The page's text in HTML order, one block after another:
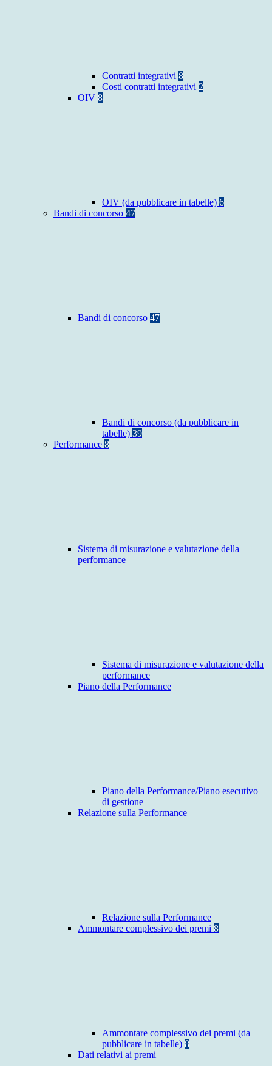
Contratti integrativi 8
Costi contratti integrativi 2
OIV 8
OIV (da pubblicare in tabelle) 6
Bandi di concorso 47
Bandi di concorso 47
Bandi di concorso (da pubblicare in
tabelle) 39
Performance 8
Sistema di misurazione e valutazione della
performance
Sistema di misurazione e valutazione della
performance
Piano della Performance
Piano della Performance/Piano esecutivo
di gestione
Relazione sulla Performance
Relazione sulla Performance
Ammontare complessivo dei premi 8
Ammontare complessivo dei premi (da
pubblicare in tabelle) 8
Dati relativi ai premi